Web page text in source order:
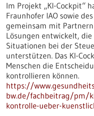
Im Projekt „KI-Cockpit“
Fraunhofer IAO sowie
gemeinsam mit
Lösungen entwickelt,
Situationen bei der
unterstützen. Das KI-
Menschen die
kontrollieren können.
https://
bw.de/fachbeitrag/pm/
kontrolle-ueber-